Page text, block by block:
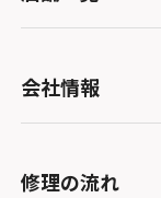
北海道・東北
スマホスピタ
関東
会社情報
修理の流れ